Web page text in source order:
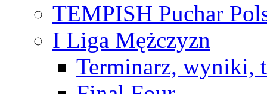
TEMPISH Puchar
I Liga Mężczyzn
Terminarz, wyniki,